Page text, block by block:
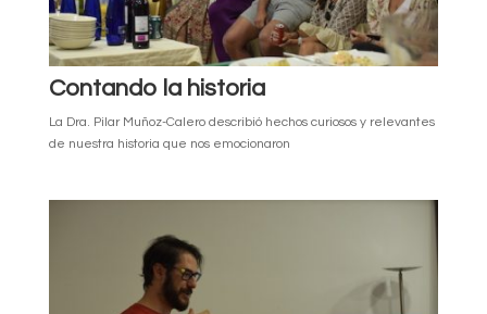
Contando la historia
La Dra. Pilar Muñoz-Calero describió hechos curiosos y relevantes
de nuestra historia que nos emocionaron